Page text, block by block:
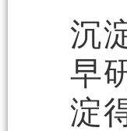
沉
早
淀